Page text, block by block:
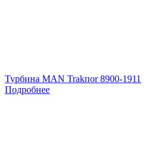
Турбина MAN Trakпоr 8900-1911
Подробнее